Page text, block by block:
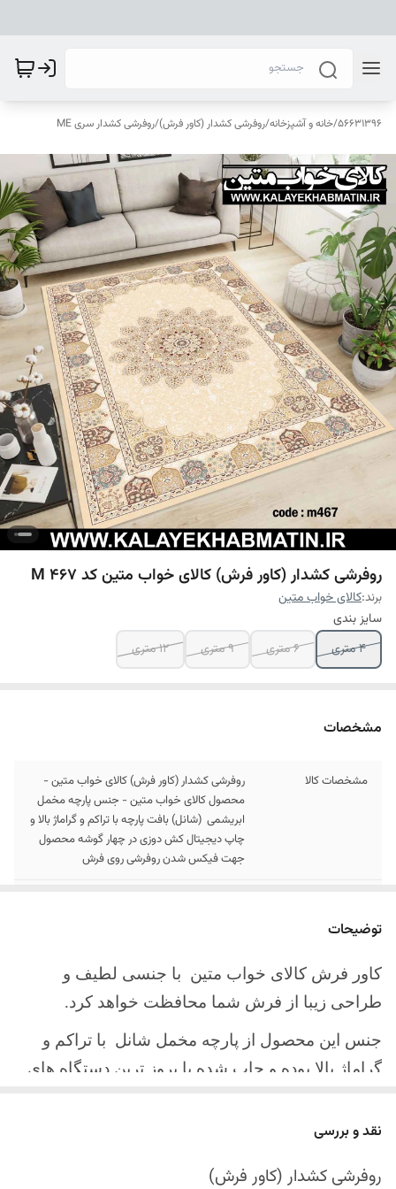
56631396
/خانه و آشپزخانه/روفرشی کشدار (کاور فرش)/روفرشی کشدار سری ME
روفرشی کشدار (کاور فرش) کالای خواب متین کد M 467
برند:کالای خواب متین
سایز بندی
4 متری
6 متری 9 متری 12 متری
مشخصات
مشخصات کالا
روفرشی کشدار (کاور فرش) کالای خواب متین -
محصول کالای خواب متین - جنس پارچه مخمل
ابریشمی (شانل) بافت پارچه با تراکم و گراماژ بالا و
چاپ دیجیتال کش دوزی در چهار گوشه محصول
جهت فیکس شدن روفرشی روی فرش
ارسال کالا
آینده
توضیحات
کاور فرش کالای خواب متین با جنسی لطیف و
طراحی زیبا از فرش شما محافظت خواهد کرد.
جنس این محصول از پارچه مخمل شانل با تراکم و
گراماژ بالا بوده و چاپ شده با بروز ترین دستگاه های
چهار گوشه این محصول با کش باکیفیت دوخته‌شده
نقد و بررسی
روفرشی کشدار (کاور فرش)